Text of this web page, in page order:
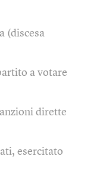
(discesa
a votare
dirette
esercitato